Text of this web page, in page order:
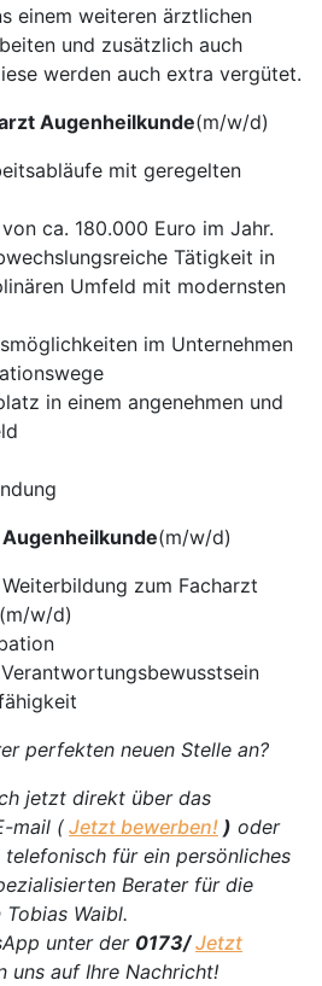
einem weiteren ärztlichen
und zusätzlich auch
werden auch extra vergütet.
Augenheilkunde(m/w/d)
mit geregelten
ca. 180.000 Euro im Jahr.
Tätigkeit in
Umfeld mit modernsten
im Unternehmen
in einem angenehmen und
(m/w/d)
zum Facharzt
w/d)
perfekten neuen Stelle an?
jetzt direkt über das
mail (Jetzt bewerben! ) oder
für ein persönliches
Berater für die
Waibl.
unter der 0173/Jetzt
uns auf Ihre Nachricht!